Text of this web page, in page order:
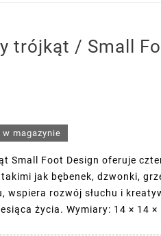
trójkąt / Small
magazynie
Small Foot Design oferuje
jak bębenek, dzwonki,
wspiera rozwój słuchu i
życia. Wymiary: 14 × 14